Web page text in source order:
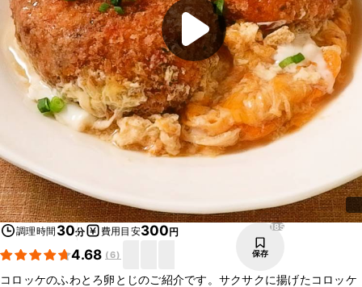
調理時間 30分 費用目安300円
4.68 (6)
185
保存
コロッケのふわとろ卵とじのご紹介です。サクサクに揚げたコロッケ